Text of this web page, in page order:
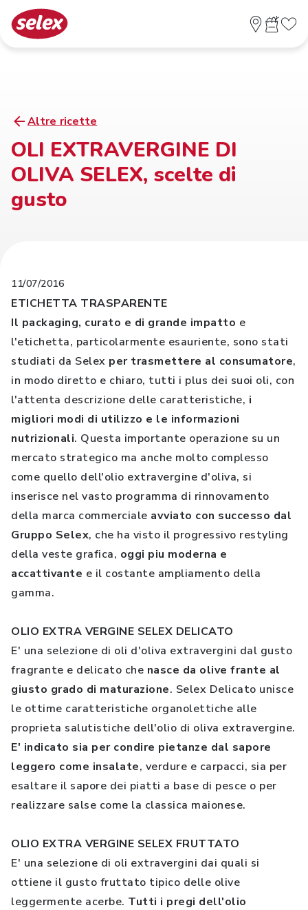
Altre ricette
OLI EXTRAVERGINE DI
OLIVA SELEX, scelte di
gusto
11/07/2016
ETICHETTA TRASPARENTE
Il packaging, curato e di grande impatto e
l'etichetta, particolarmente esauriente, sono stati
studiati da Selex per trasmettere al consumatore,
in modo diretto e chiaro, tutti i plus dei suoi oli, con
l'attenta descrizione delle caratteristiche, i
migliori modi di utilizzo e le informazioni
nutrizionali. Questa importante operazione su un
mercato strategico ma anche molto complesso
come quello dell'olio extravergine d'oliva, si
inserisce nel vasto programma di rinnovamento
della marca commerciale avviato con successo dal
Gruppo Selex, che ha visto il progressivo restyling
della veste grafica, oggi piu moderna e
accattivante e il costante ampliamento della
gamma.
OLIO EXTRA VERGINE SELEX DELICATO
E' una selezione di oli d'oliva extravergini dal gusto
fragrante e delicato che nasce da olive frante al
giusto grado di maturazione. Selex Delicato unisce
le ottime caratteristiche organolettiche alle
proprieta salutistiche dell'olio di oliva extravergine.
E' indicato sia per condire pietanze dal sapore
leggero come insalate, verdure e carpacci, sia per
esaltare il sapore dei piatti a base di pesce o per
realizzare salse come la classica maionese.
OLIO EXTRA VERGINE SELEX FRUTTATO
E' una selezione di oli extravergini dai quali si
ottiene il gusto fruttato tipico delle olive
leggermente acerbe. Tutti i pregi dell'olio